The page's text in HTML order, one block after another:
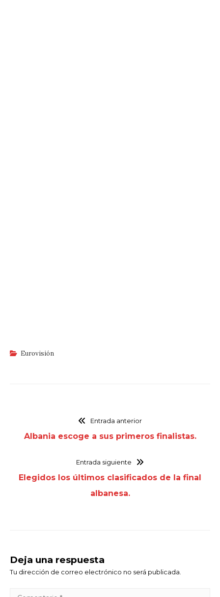
Eurovisión
Entrada anterior
Albania escoge a sus primeros finalistas.
Entrada siguiente
Elegidos los últimos clasificados de la final
albanesa.
Deja una respuesta
Tu dirección de correo electrónico no será publicada.